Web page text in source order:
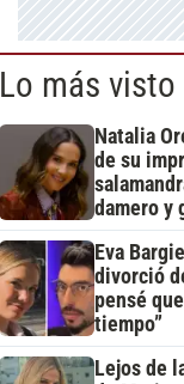
Lo más visto
Natalia
de su
damero y
Eva
divorció
pensé
tiempo”
Lejos de